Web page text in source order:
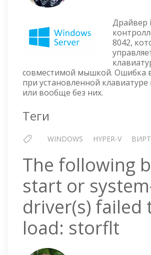
OR
FAILED
Драйвер
8042,
совместимой мышкой. Ошибка
при установленной
или вообще без них.
Теги
WINDOWS HYPER-V
The following
start or
driver(s) failed
load: storflt